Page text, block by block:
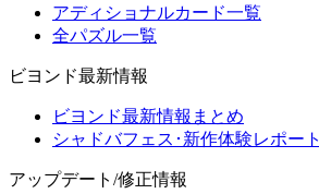
アディショナルカード一覧
全パズル一覧
ビヨンド最新情報
ビヨンド最新情報まとめ
シャドバフェス･新作体験レポート
アップデート/修正情報